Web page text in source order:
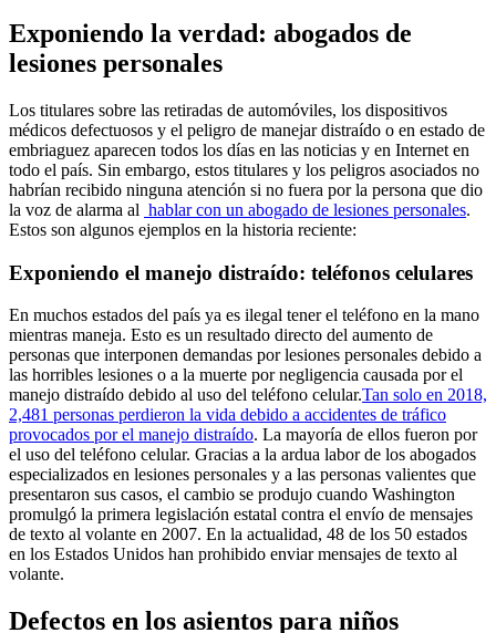
Exponiendo la verdad: abogados de
lesiones personales
Los titulares sobre las retiradas de automóviles, los dispositivos
médicos defectuosos y el peligro de manejar distraído o en estado de
embriaguez aparecen todos los días en las noticias y en Internet en
todo el país. Sin embargo, estos titulares y los peligros asociados no
habrían recibido ninguna atención si no fuera por la persona que dio
la voz de alarma al hablar con un abogado de lesiones personales.
Estos son algunos ejemplos en la historia reciente:
Exponiendo el manejo distraído: teléfonos celulares
En muchos estados del país ya es ilegal tener el teléfono en la mano
mientras maneja. Esto es un resultado directo del aumento de
personas que interponen demandas por lesiones personales debido a
las horribles lesiones o a la muerte por negligencia causada por el
manejo distraído debido al uso del teléfono celular.Tan solo en 2018,
2,481 personas perdieron la vida debido a accidentes de tráfico
provocados por el manejo distraído. La mayoría de ellos fueron por
el uso del teléfono celular. Gracias a la ardua labor de los abogados
especializados en lesiones personales y a las personas valientes que
presentaron sus casos, el cambio se produjo cuando Washington
promulgó la primera legislación estatal contra el envío de mensajes
de texto al volante en 2007. En la actualidad, 48 de los 50 estados
en los Estados Unidos han prohibido enviar mensajes de texto al
volante.
Defectos en los asientos para niños